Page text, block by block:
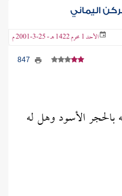
اليماني
الأحد 1 محرم 1422 هـ - 25-3-2001 م
بالحجر الأسود وهل له